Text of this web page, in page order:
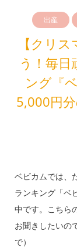
出産
【クリ
う！毎
ング『
5,000円
ベビカムでは、
ランキング「ベ
中です。こちら
お聞きしたいの
で）